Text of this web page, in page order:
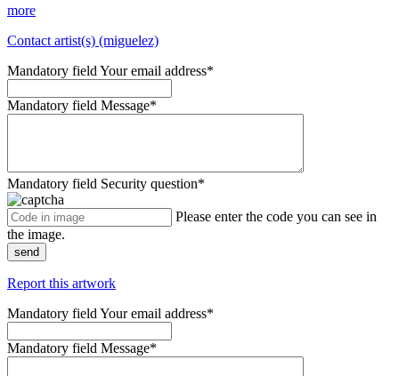
more
Contact artist(s) (miguelez)
Mandatory field Your email address*
Mandatory field Message*
Mandatory field Security question*
Please enter the code you can see in
the image.
send
Report this artwork
Mandatory field Your email address*
Mandatory field Message*